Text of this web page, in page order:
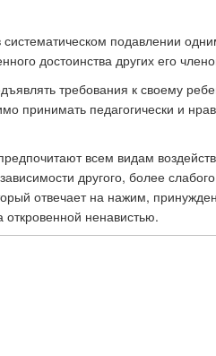
систематическом подавлении
достоинства других его
требования к своему
принимать педагогически и
всем видам
другого, более
отвечает на нажим,
откровенной ненавистью.